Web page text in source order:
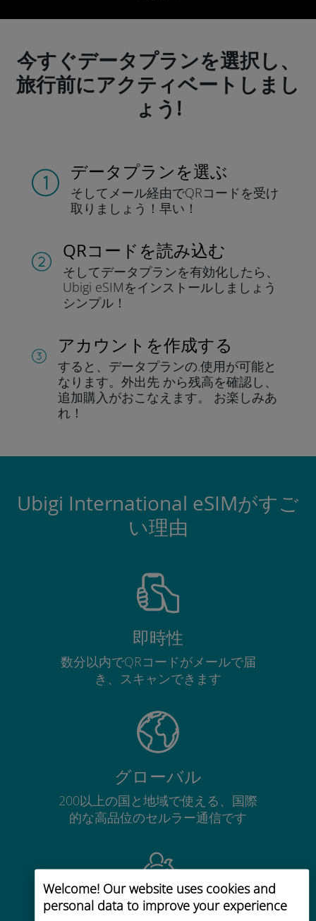
Welcome! Our website uses cookies and
personal data to improve your experience
今すぐデータプランを選択し、
旅行前にアクティベートしまし
ょう!
データプランを選ぶ
そしてメール経由でQRコードを受け
取りましょう！早い！
QRコードを読み込む
そしてデータプランを有効化したら、
Ubigi eSIMをインストールしま しょう
シンプル！
アカウントを作成する
すると、データプランの.使用が可能と
なります。 外出先 から残高を確認し、
追加購入がおこなえます。
お楽しみあ
れ！
Ubigi International eSIMがすご
い理由
即時性
数分以内でQRコードがメールで届
き、スキャンできます
グローバル
200以上の国と地域で使える、国際
的な高品位のセルラー通信です
コストパフォーマンス